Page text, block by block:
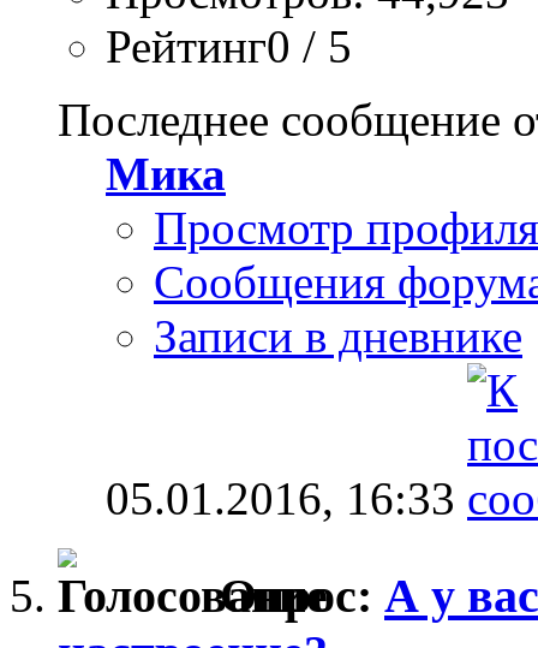
Рейтинг0 / 5
Последнее сообщение
Мика
Просмотр профиля
Сообщения
Записи в дневнике
05.01.2016, 16:33
Опрос: А у